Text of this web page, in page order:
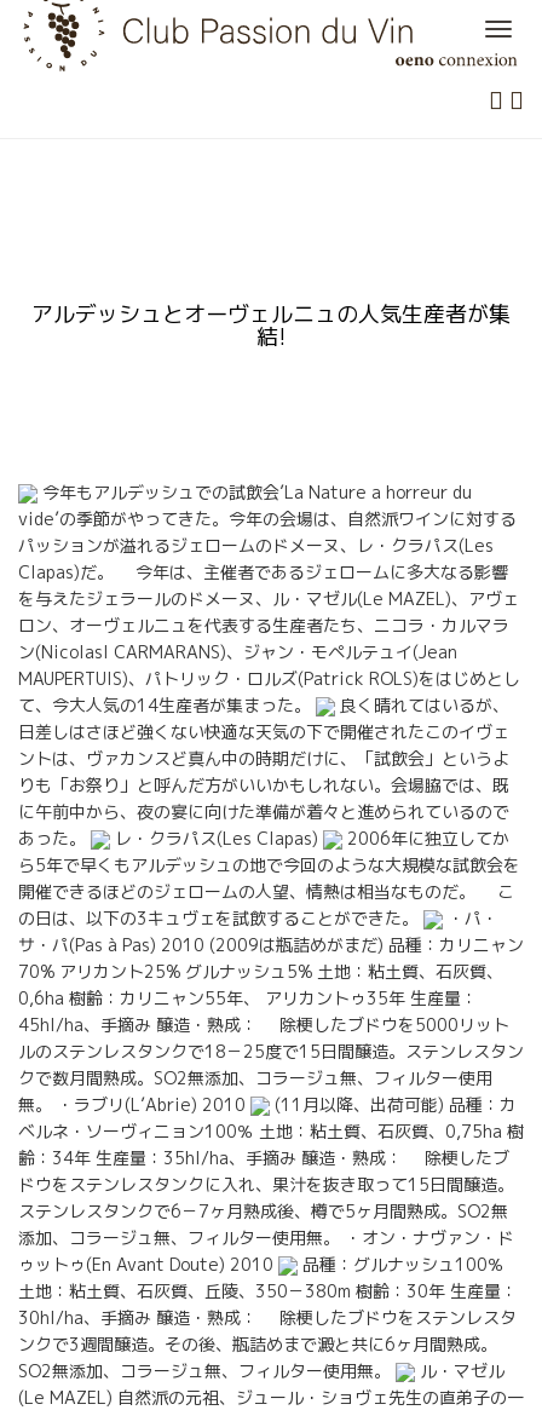
Skip
content
アルデッシュとオーヴェルニュの人気生産者が集
結!
今年もアルデッシュでの試飲会’La Nature a horreur du
vide’の季節がやってきた。今年の会場は、自然派ワインに対する
パッションが溢れるジェロームのドメーヌ、レ・クラパス(Les
Clapas)だ。 今年は、主催者であるジェロームに多大なる影響
を与えたジェラールのドメーヌ、ル・マゼル(Le MAZEL)、アヴェ
ロン、オーヴェルニュを代表する生産者たち、ニコラ・カルマラ
ン(NicolasI CARMARANS)、ジャン・モペルテュイ(Jean
MAUPERTUIS)、パトリック・ロルズ(Patrick ROLS)をはじめとし
て、今大人気の14生産者が集まった。
良く晴れてはいるが、
日差しはさほど強くない快適な天気の下で開催されたこのイヴェ
ントは、ヴァカンスど真ん中の時期だけに、「試飲会」というよ
りも「お祭り」と呼んだ方がいいかもしれない。会場脇では、既
に午前中から、夜の宴に向けた準備が着々と進められているので
あった。
レ・クラパス(Les Clapas)
2006年に独立してか
ら5年で早くもアルデッシュの地で今回のような大規模な試飲会を
開催できるほどのジェロームの人望、情熱は相当なものだ。 こ
の日は、以下の3キュヴェを試飲することができた。
・パ・
サ・パ(Pas à Pas) 2010 (2009は瓶詰めがまだ) 品種：カリニャン
70% アリカント25% グルナッシュ5% 土地：粘土質、石灰質、
0,6ha 樹齢：カリニャン55年、 アリカントゥ35年 生産量：
45hl/ha、手摘み 醸造・熟成： 除梗したブドウを5000リット
ルのステンレスタンクで18－25度で15日間醸造。ステンレスタン
クで数月間熟成。SO2無添加、コラージュ無、フィルター使用
無。 ・ラブリ(L’Abrie) 2010
(11月以降、出荷可能) 品種：カ
ベルネ・ソーヴィニョン100％ 土地：粘土質、石灰質、0,75ha 樹
齢：34年 生産量：35hl/ha、手摘み 醸造・熟成： 除梗したブ
ドウをステンレスタンクに入れ、果汁を抜き取って15日間醸造。
ステンレスタンクで6－7ヶ月熟成後、樽で5ヶ月間熟成。SO2無
添加、コラージュ無、フィルター使用無。 ・オン・ナヴァン・ド
ゥットゥ(En Avant Doute) 2010
品種：グルナッシュ100％
土地：粘土質、石灰質、丘陵、350－380m 樹齢：30年 生産量：
30hl/ha、手摘み 醸造・熟成： 除梗したブドウをステンレスタ
ンクで3週間醸造。その後、瓶詰めまで澱と共に6ヶ月間熟成。
SO2無添加、コラージュ無、フィルター使用無。
ル・マゼル
(Le MAZEL) 自然派の元祖、ジュール・ショヴェ先生の直弟子の一